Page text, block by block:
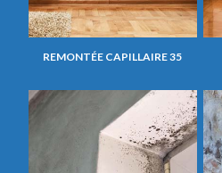
REMONTÉE CAPILLAIRE 35